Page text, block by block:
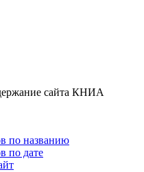
сайта КНИА
по названию
по дате